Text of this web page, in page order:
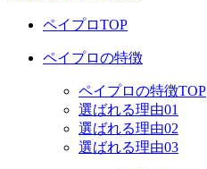
ペイプロTOP
ペイプロの特徴
ペイプロの特徴TOP
選ばれる理由01
選ばれる理由02
選ばれる理由03